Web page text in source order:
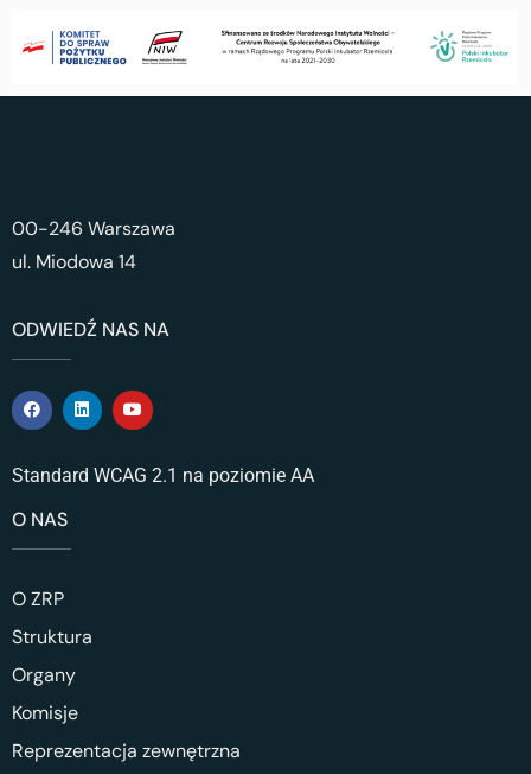
00-246 Warszawa
ul. Miodowa 14
ODWIEDŹ NAS NA
Standard WCAG 2.1 na poziomie AA
O NAS
O ZRP
Struktura
Organy
Komisje
Reprezentacja zewnętrzna